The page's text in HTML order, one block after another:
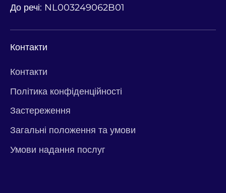
До речі: NL003249062B01
Контакти
Контакти
Політика конфіденційності
Застереження
Загальні положення та умови
Умови надання послуг